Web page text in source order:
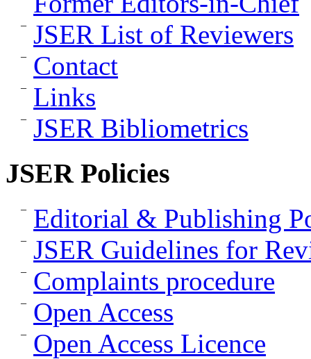
JSER List of Reviewers
Contact
Links
JSER Bibliometrics
JSER Policies
Editorial & Publishing
JSER Guidelines for
Complaints procedure
Open Access
Open Access Licence